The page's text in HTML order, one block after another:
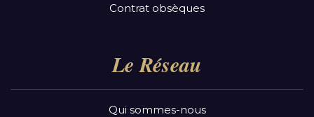
Contrat obsèques
Le Réseau
Qui sommes-nous